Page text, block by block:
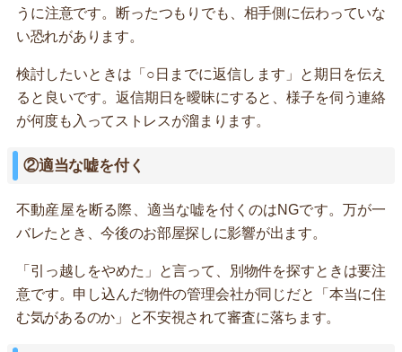
うに注意です。断ったつもりでも、相手側に伝わっていな
い恐れがあります。
検討したいときは「○日までに返信します」と期日を伝え
ると良いです。返信期日を曖昧にすると、様子を伺う連絡
が何度も入ってストレスが溜まります。
②適当な嘘を付く
不動産屋を断る際、適当な嘘を付くのはNGです。万が一
バレたとき、今後のお部屋探しに影響が出ます。
「引っ越しをやめた」と言って、別物件を探すときは要注
意です。申し込んだ物件の管理会社が同じだと「本当に住
む気があるのか」と不安視されて審査に落ちます。